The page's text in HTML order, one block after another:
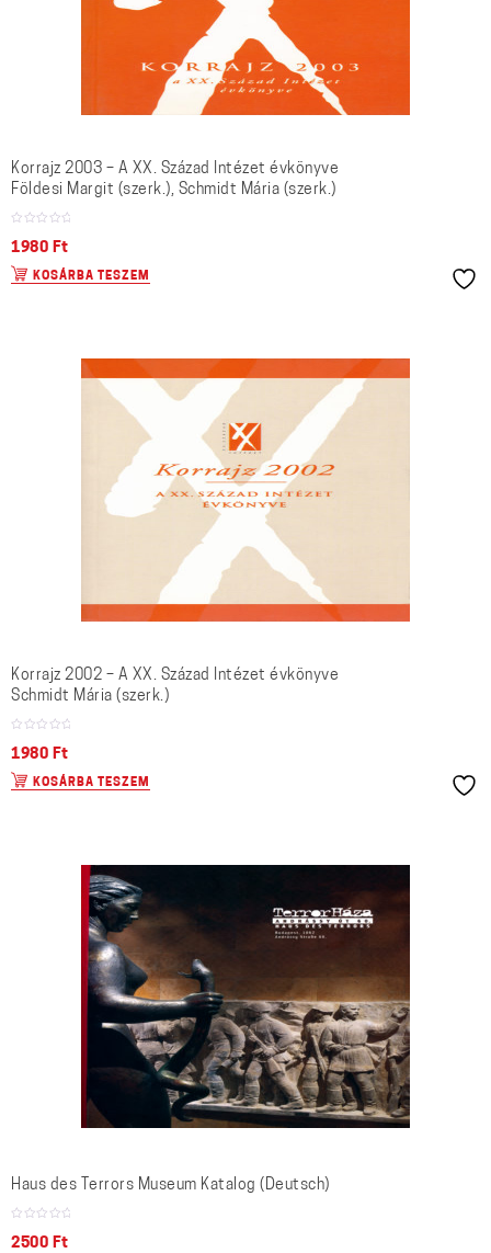
Korrajz 2003 – A XX. Század Intézet évkönyve
Földesi Margit (szerk.), Schmidt Mária (szerk.)
1980 Ft
KOSÁRBA TESZEM
Korrajz 2002 – A XX. Század Intézet évkönyve
Schmidt Mária (szerk.)
1980 Ft
KOSÁRBA TESZEM
Haus des Terrors Museum Katalog (Deutsch)
2500 Ft